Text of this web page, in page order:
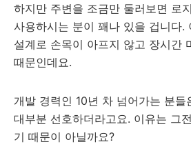
하지만 주변을 조금만 둘러보면 로
사용하시는 분이 꽤나 있을 겁니다.
설계로 손목이 아프지 않고 장시간
때문인데요.
개발 경력인 10년 차 넘어가는 분들
대부분 선호하더라고요. 이유는 그
기 때문이 아닐까요?